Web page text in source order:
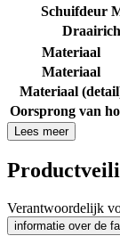
Schuifdeur
Materiaal
Materiaal
Materiaal
Oorsprong van
Lees meer
Verantwoordelijk
informatie over de